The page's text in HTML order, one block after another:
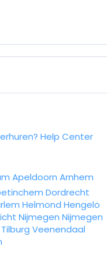
Help Center
Apeldoorn Arnhem
Dordrecht
Helmond Hengelo
Nijmegen Nijmegen
Tilburg Veenendaal